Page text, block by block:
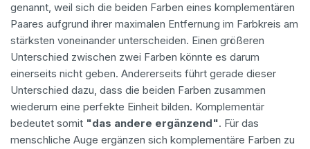
genannt, weil sich die beiden Farben eines komplementären
Paares aufgrund ihrer maximalen Entfernung im Farbkreis am
stärksten voneinander unterscheiden. Einen größeren
Unterschied zwischen zwei Farben könnte es darum
einerseits nicht geben. Andererseits führt gerade dieser
Unterschied dazu, dass die beiden Farben zusammen
wiederum eine perfekte Einheit bilden. Komplementär
bedeutet somit "das andere ergänzend". Für das
menschliche Auge ergänzen sich komplementäre Farben zu